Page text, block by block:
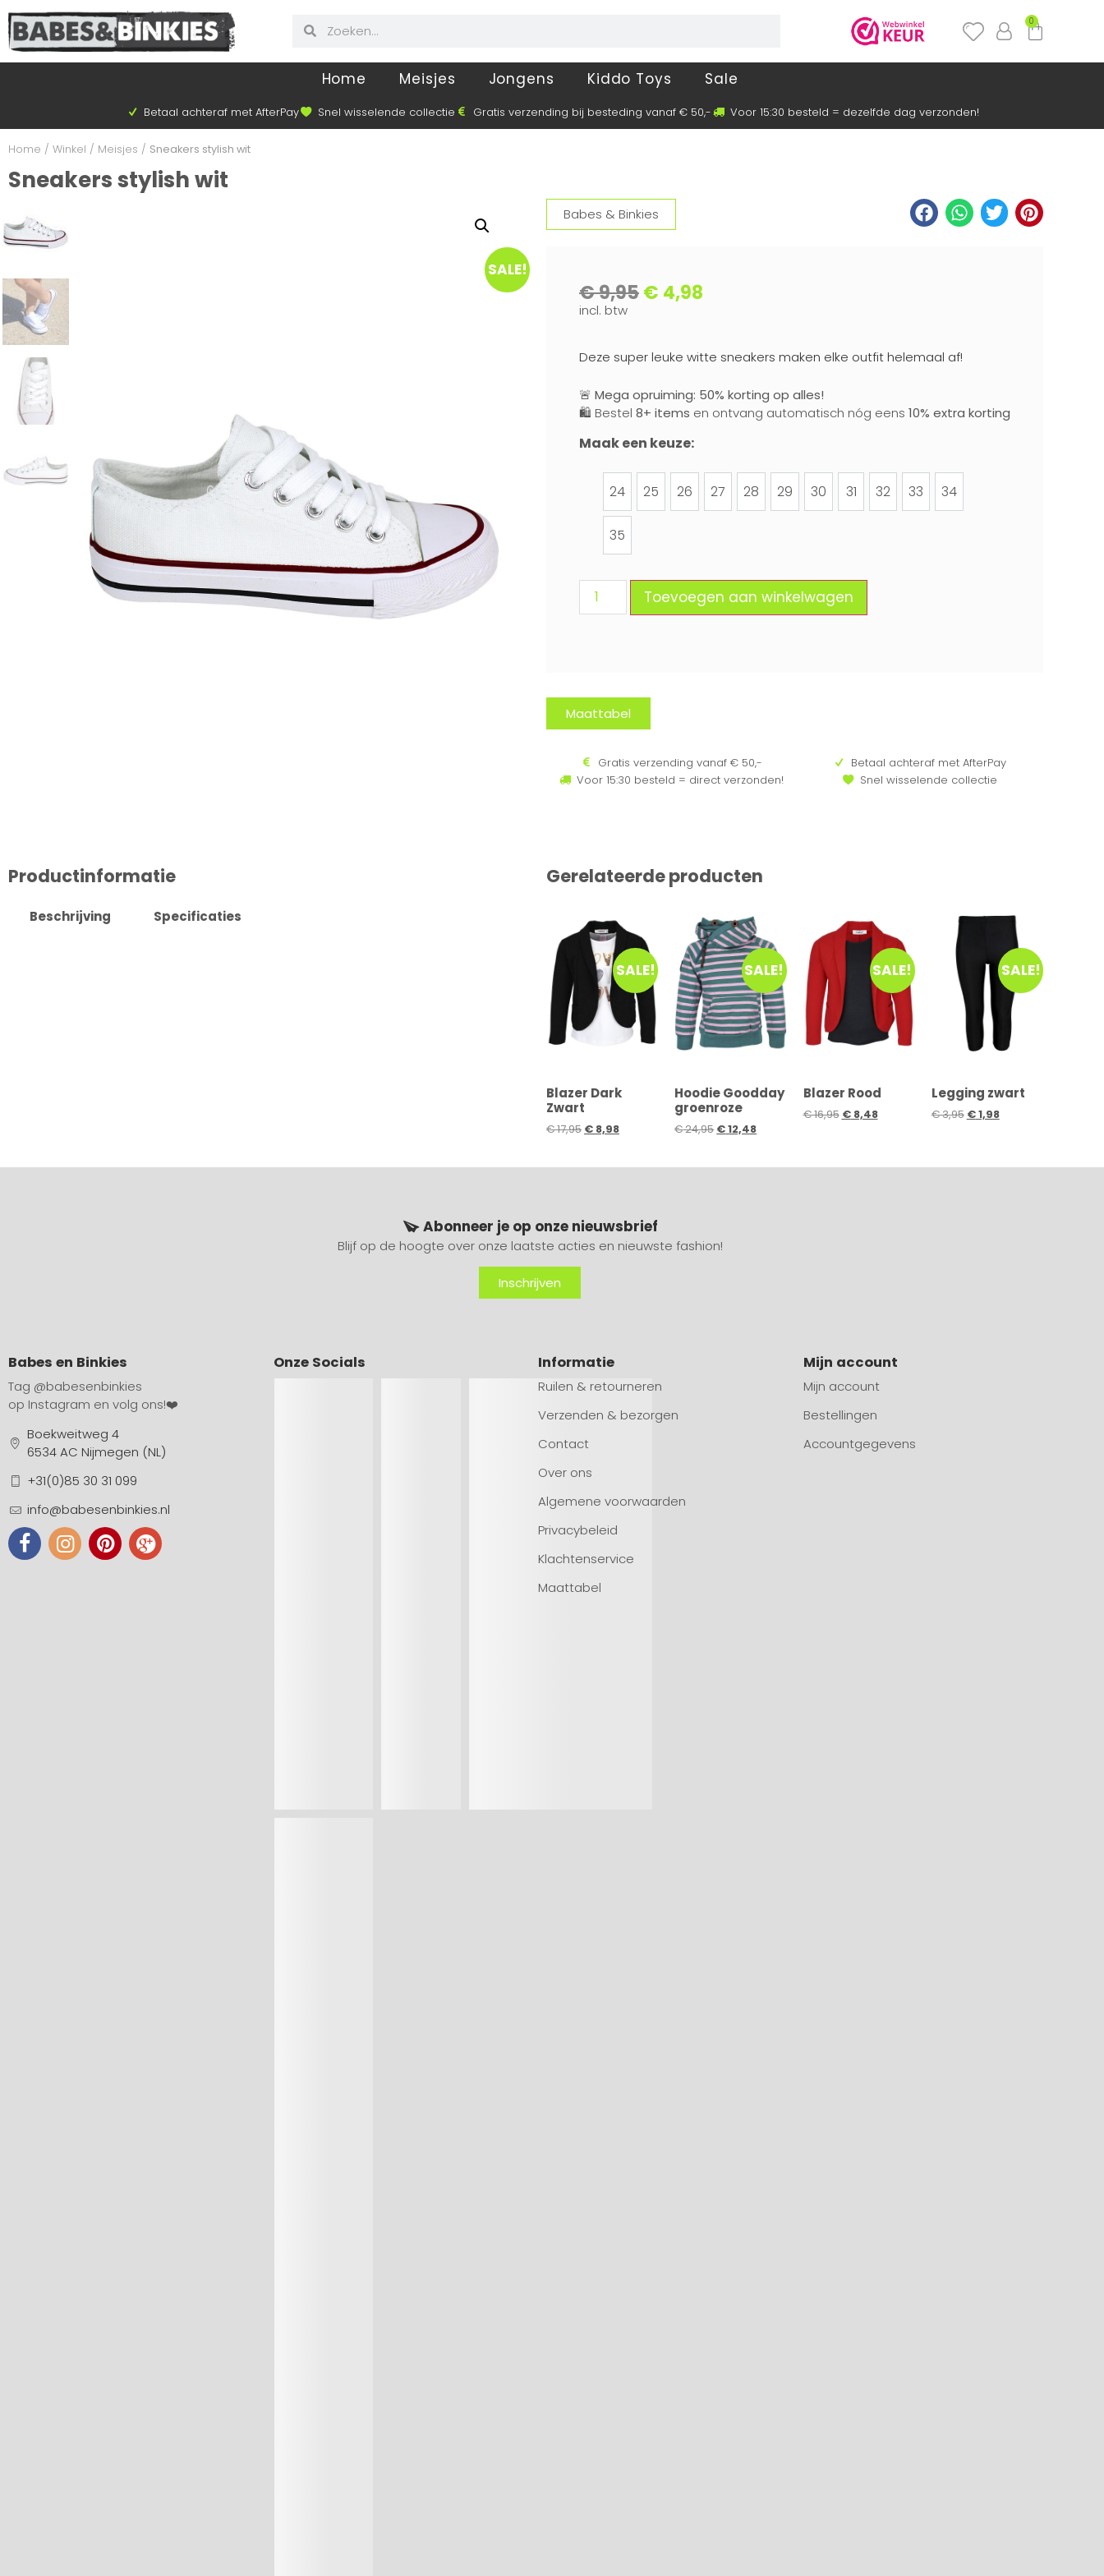
0
Home Meisjes Jongens Kiddo Toys Sale
Betaal achteraf met AfterPay Snel wisselende collectie Gratis verzending bij besteding vanaf € 50,- Voor 15:30 besteld = dezelfde dag verzonden!
Home / Winkel / Meisjes / Sneakers stylish wit
Sneakers stylish wit
SALE!
Babes & Binkies
€9,95€ 4,98
incl. btw
Deze super leuke witte sneakers maken elke outfit helemaal af!
🚨 Mega opruiming: 50% korting op alles!
🛍️ Bestel 8+ items en ontvang automatisch nóg eens 10% extra korting
Maak een keuze:
24
24
25
25
26
26
27
27
28
28
29
29
30
30
31
31
32
32
33
33
34
34
35
35
Toevoegen aan winkelwagen
Maattabel
Gratis verzending vanaf € 50,-
Voor 15:30 besteld = direct verzonden!
Betaal achteraf met AfterPay
Snel wisselende collectie
Productinformatie
Beschrijving Specificaties
Gerelateerde producten
SALE!
Blazer Dark
Zwart
€17,95 € 8,98
SALE!
Hoodie Goodday
groenroze
€24,95 €12,48
SALE!
Blazer Rood
€16,95 €8,48
SALE!
Legging zwart
€3,95 €1,98
Abonneer je op onze nieuwsbrief
Blijf op de hoogte over onze laatste acties en nieuwste fashion!
Inschrijven
Babes en Binkies
Tag @babesenbinkies
op Instagram en volg ons!❤️
Boekweitweg 4
6534 AC Nijmegen (NL)
+31(0)85 30 31 099
info@babesenbinkies.nl
Onze Socials Informatie
Ruilen & retourneren
Verzenden & bezorgen
Contact
Over ons
Algemene voorwaarden
Privacybeleid
Klachtenservice
Maattabel
Mijn account
Mijn account
Bestellingen
Accountgegevens